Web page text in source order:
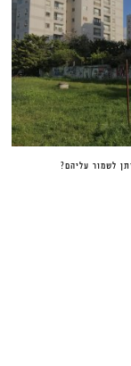
לשמור עליהם?